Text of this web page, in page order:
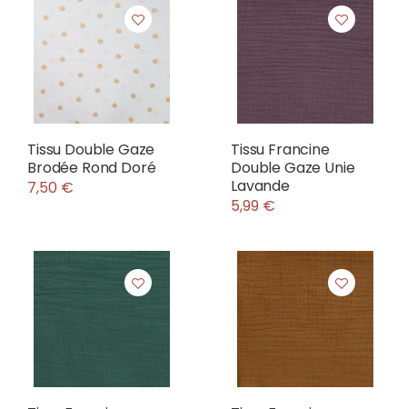
Tissu Double Gaze
Brodée Rond Doré
7,50 €
Tissu Francine
Double Gaze Unie
Lavande
5,99 €